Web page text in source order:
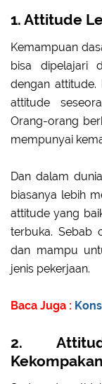
1. Attitude
Kemampuan
bisa dipelajari
dengan attitude.
attitude
Orang-orang
mempunyai
Dan dalam
biasanya lebih
attitude yang
terbuka. Sebab
dan mampu
jenis pekerjaan.
Baca Juga :
2.
Kekompakan